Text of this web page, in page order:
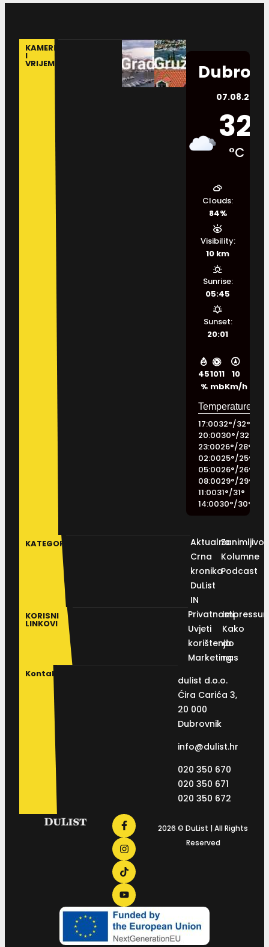
KAMERE
I
VRIJEME
07.08.2026.
32
°C
45
%
1011
mb
10
Km/h
Clouds:
84%
Visibility:
10 km
Sunrise:
05:45
Sunset:
20:01
17:0032°/32°
20:0030°/32
23:0026°/28°
02:0025°/25°
05:0026°/26°
08:0029°/29°
11:0031°/31°
14:0030°/30°
KATEGORIJE
Aktualno
Crna
kronika
DuList
IN
Kolumne
Podcast
KORISNI
LINKOVI
Privatnosti
Uvjeti
korištenja
Marketing
Kako
do
nas
Kontakt
dulist d.o.o.
Ćira Carića 3,
20 000
Dubrovnik
info@dulist.hr
020 350 670
020 350 671
020 350 672
2026 © DuList | All Rights
Reserved